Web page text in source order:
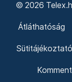
© 2026
Átláthatóság
Sütitájékoztató